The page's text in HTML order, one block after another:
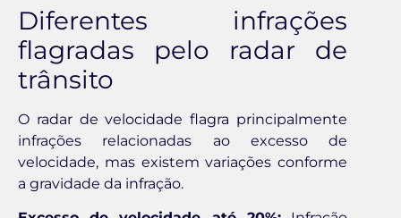
Diferentes infrações
flagradas pelo radar de
trânsito
O radar de velocidade flagra principalmente
infrações relacionadas ao excesso de
velocidade, mas existem variações conforme
a gravidade da infração.